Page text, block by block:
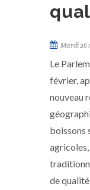
Mardi 26
Le
février,
nouveau
boissons
de